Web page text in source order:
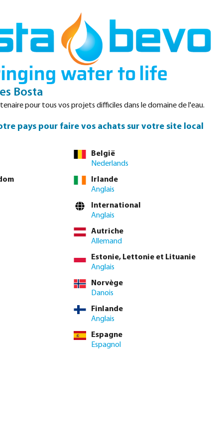
Login Panier
Datasheets Waterpoints Service
commandez directement via letableau complet des
1 1/4" 2 1/2" 3"
contacter le service commercial
livraison minimum : 1-2 jour(s) ouvrable(s)
souhaitée ou utilisez les boutons pour augmenter ou
Ajouter au panier
Bosta
pour tous vos projets difficiles dans le domaine de l'eau.
pays pour faire vos achats sur votre site local
België
Nederlands
Irlande
Anglais
International
Anglais
Autriche
Allemand
Estonie, Lettonie et Lituanie
Anglais
Norvège
Danois
Finlande
Anglais
Espagne
Espagnol